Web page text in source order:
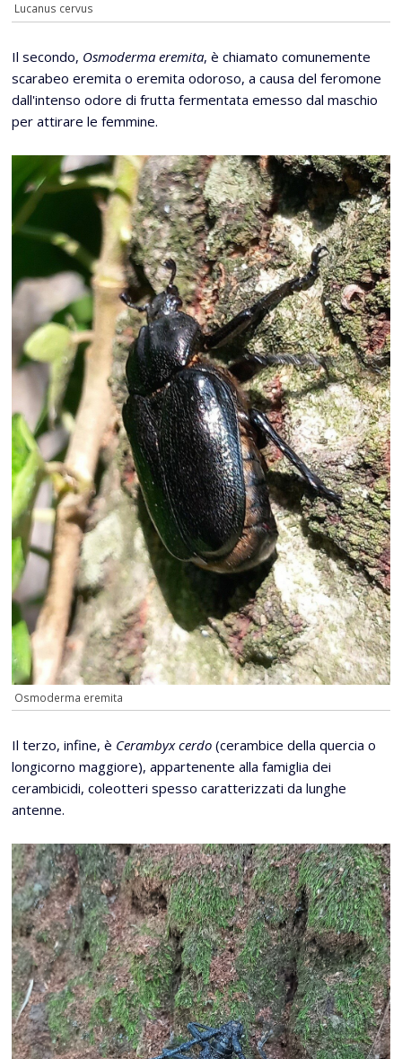
Lucanus cervus
Il secondo, Osmoderma eremita, è chiamato comunemente
scarabeo eremita o eremita odoroso, a causa del feromone
dall'intenso odore di frutta fermentata emesso dal maschio
per attirare le femmine.
Osmoderma eremita
Il terzo, infine, è Cerambyx cerdo (cerambice della quercia o
longicorno maggiore), appartenente alla famiglia dei
cerambicidi, coleotteri spesso caratterizzati da lunghe
antenne.